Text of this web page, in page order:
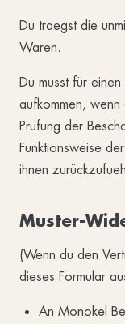
Du traegst die
Waren.
Du musst für
aufkommen,
Prüfung der
Funktionsweise
ihnen
Muster-
(Wenn du den
dieses Formular
An Monokel